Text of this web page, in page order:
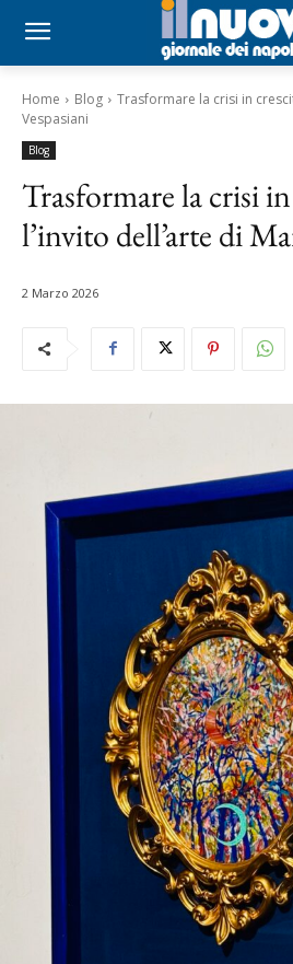
Home Blog
Trasformare la crisi in
Vespasiani
Blog
Trasformare la crisi
l’invito dell’arte di
2 Marzo 2026